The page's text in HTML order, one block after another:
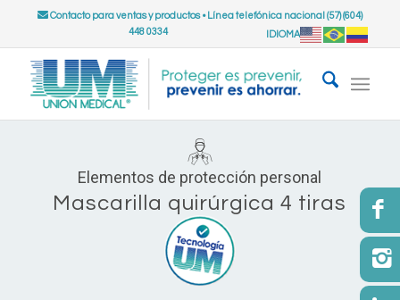
Contacto para ventas y productos• Línea telefónica nacional (57) (604)
448 0334
IDIOMA
Elementos de protección personal
Mascarilla quirúrgica 4 tiras